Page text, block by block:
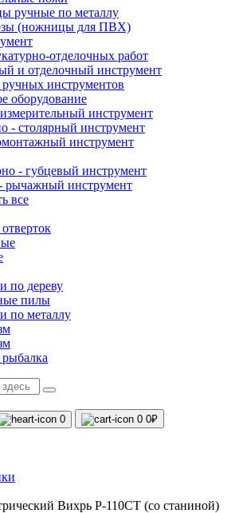
ручные по металлу
(ножницы для ПВХ)
отделочных работ
и отделочный инструмент
инструментов
оборудование
инструмент
- столярный инструмент
инструмент
- губцевый инструмент
рычажный инструмент
все
по дереву
пилы
по металлу
0 0 0₽
Вихрь Р-110СТ (со станиной)